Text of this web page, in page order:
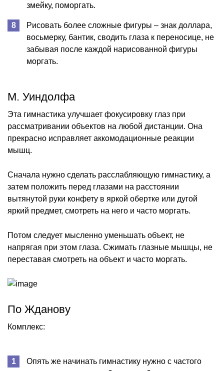
змейку, поморгать.
Рисовать более сложные фигуры – знак доллара,
восьмерку, бантик, сводить глаза к переносице, не
забывая после каждой нарисованной фигуры
моргать.
М. Уиндолфа
Эта гимнастика улучшает фокусировку глаз при
рассматривании объектов на любой дистанции. Она
прекрасно исправляет аккомодационные реакции
мышц.
Сначала нужно сделать расслабляющую гимнастику, а
затем положить перед глазами на расстоянии
вытянутой руки конфету в яркой обертке или дугой
яркий предмет, смотреть на него и часто моргать.
Потом следует мысленно уменьшать объект, не
напрягая при этом глаза. Сжимать глазные мышцы, не
переставая смотреть на объект и часто моргать.
По Жданову
Комплекс:
Опять же начинать гимнастику нужно с частого